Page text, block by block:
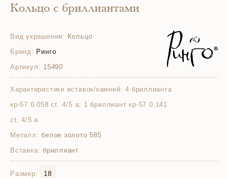
Кольцо с бриллиантами
Вид украшения: Кольцо
Бренд: Ринго
Артикул: 15490
Характеристики вставок/камней: 4 бриллианта
кр-57 0.058 ct. 4/5 а; 1 бриллиант кр-57 0.141
ct. 4/5 а
Металл: белое золото 585
Вставка: бриллиант
Размер: 18